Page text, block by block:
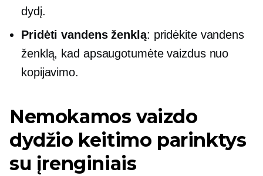
dydį.
Pridėti vandens ženklą: pridėkite vandens
ženklą, kad apsaugotumėte vaizdus nuo
kopijavimo.
Nemokamos vaizdo
dydžio keitimo parinktys
su įrenginiais